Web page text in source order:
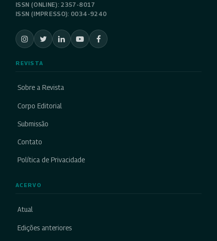
ISSN (ONLINE): 2357-8017
ISSN (IMPRESSO): 0034-9240
REVISTA
Sobre a Revista
Corpo Editorial
Submissão
Contato
Política de Privacidade
ACERVO
Atual
Edições anteriores